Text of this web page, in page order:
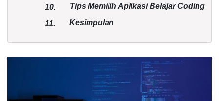
10. Tips Memilih Aplikasi Belajar Coding
11. Kesimpulan